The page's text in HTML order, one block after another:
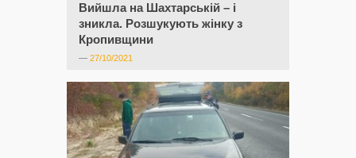
Вийшла на Шахтарській – і
зникла. Розшукують жінку з
Кропивщини
— 27/10/2021